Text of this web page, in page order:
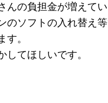
んの負担金が増えてい
のソフトの入れ替え
す。
してほしいです。